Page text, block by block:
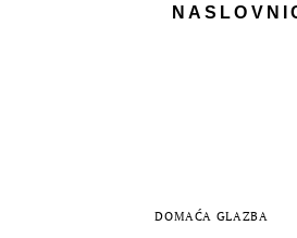
DOMAĆA GLAZBA